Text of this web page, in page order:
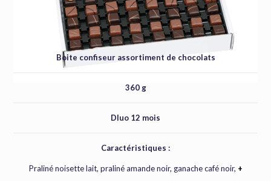
Boite confiseur assortiment de chocolats
360 g
Dluo 12 mois
Caractéristiques :
Praliné noisette lait, praliné amande noir, ganache café noir, +